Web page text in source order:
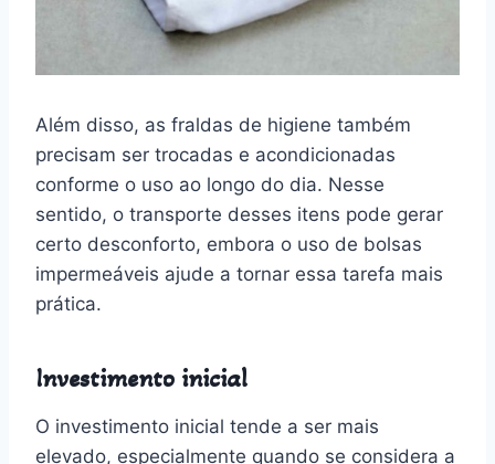
Além disso, as fraldas de higiene também
precisam ser trocadas e acondicionadas
conforme o uso ao longo do dia. Nesse
sentido, o transporte desses itens pode gerar
certo desconforto, embora o uso de bolsas
impermeáveis ajude a tornar essa tarefa mais
prática.
Investimento inicial
O investimento inicial tende a ser mais
elevado, especialmente quando se considera a